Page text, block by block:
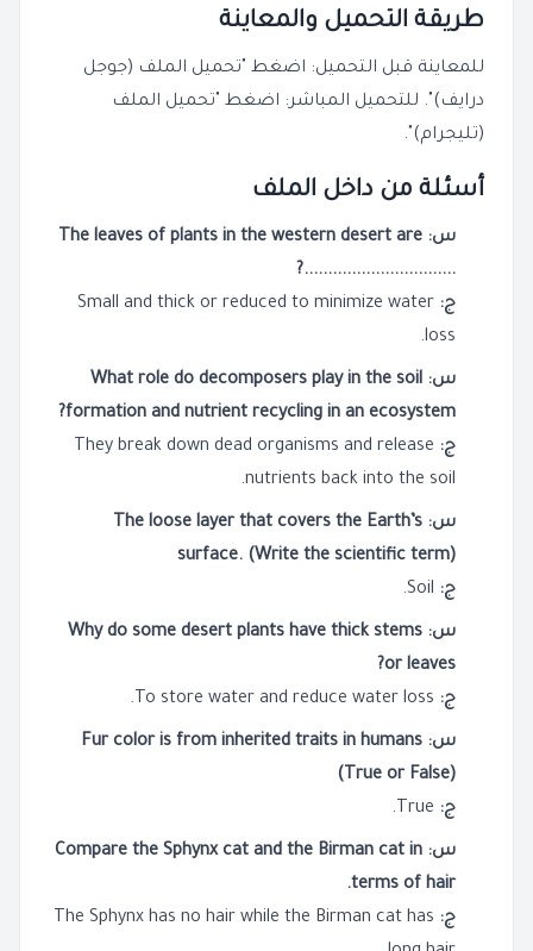
طريقة التحميل والمعاينة
للمعاينة قبل التحميل: اضغط "تحميل الملف (جوجل
درايف)". للتحميل المباشر: اضغط "تحميل الملف
(تليجرام)".
أسئلة من داخل الملف
س: The leaves of plants in the western desert are
................................?
ج: Small and thick or reduced to minimize water
loss.
س: What role do decomposers play in the soil
formation and nutrient recycling in an ecosystem?
ج: They break down dead organisms and release
nutrients back into the soil.
س: The loose layer that covers the Earth’s
surface. (Write the scientific term)
ج:
س: Why do some desert plants have thick stems
or leaves?
ج:
س: Fur color is from inherited traits in humans
(True or False)
ج:
س: Compare the Sphynx cat and the Birman cat in
terms of hair.
ج: The Sphynx has no hair while the Birman cat has